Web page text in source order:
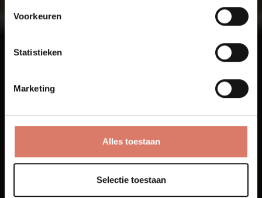
Voorkeuren
Statistieken
Marketing
Alles toestaan
Selectie toestaan